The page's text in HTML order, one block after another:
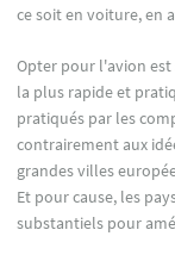
ce soit en voiture, en
Opter pour l'avion
la plus rapide et
pratiqués par les
contrairement aux
grandes villes
Et pour cause, les
substantiels pour